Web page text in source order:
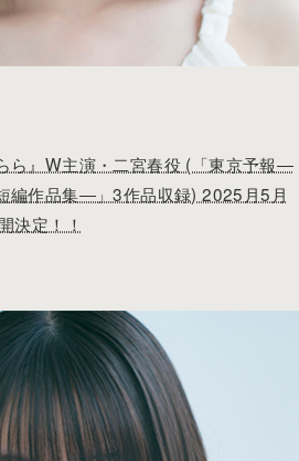
ら』W主演・二宮春役 (「東京予報―
編作品集―」3作品収録) 2025月5月
決定！！